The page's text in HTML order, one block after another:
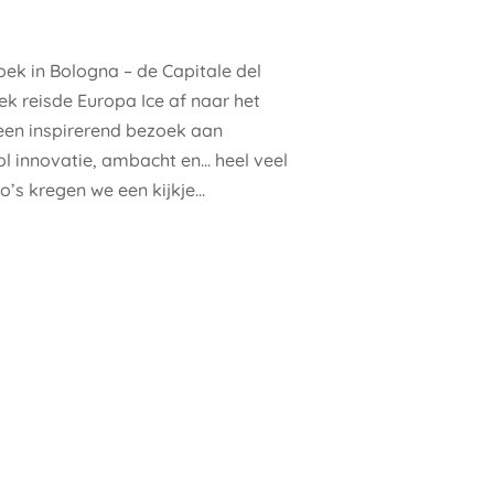
in Bologna – de Capitale del
reisde Europa Ice af naar het
inspirerend bezoek aan
innovatie, ambacht en... heel veel
kregen we een kijkje...